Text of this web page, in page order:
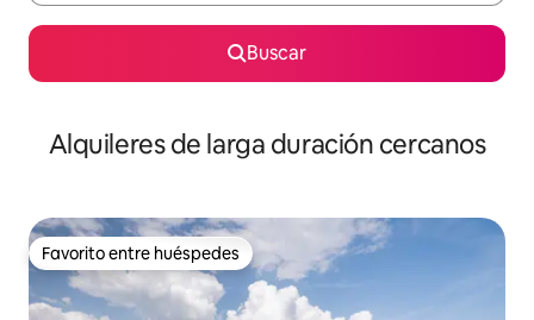
Buscar
Alquileres de larga duración cercanos
Favorito entre huéspedes
Favorito entre huéspedes